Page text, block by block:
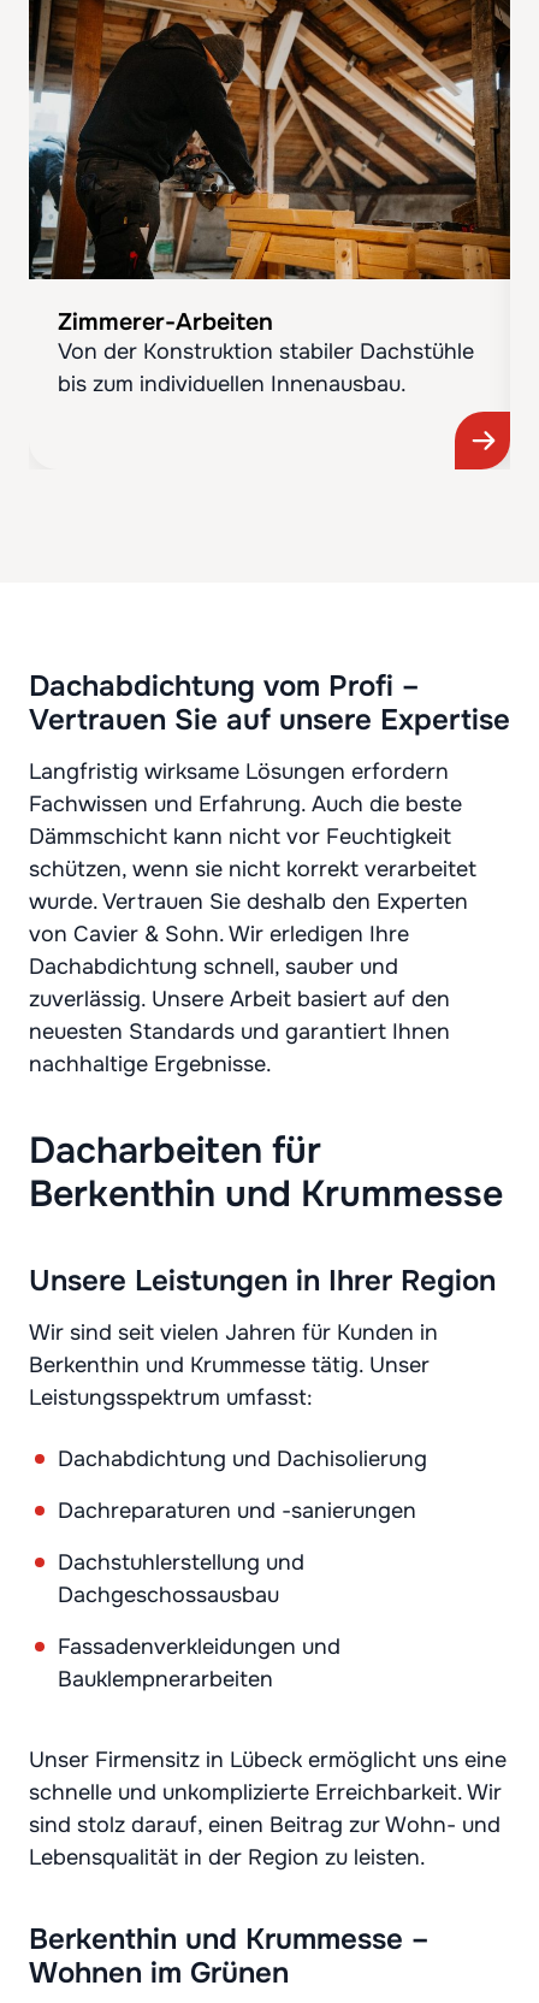
Zimmerer-Arbeiten
Von der Konstruktion stabiler Dachstühle
bis zum individuellen Innenausbau.
Dachabdichtung vom Profi –
Vertrauen Sie auf unsere Expertise
Langfristig wirksame Lösungen erfordern
Fachwissen und Erfahrung. Auch die beste
Dämmschicht kann nicht vor Feuchtigkeit
schützen, wenn sie nicht korrekt verarbeitet
wurde. Vertrauen Sie deshalb den Experten
von Cavier & Sohn. Wir erledigen Ihre
Dachabdichtung schnell, sauber und
zuverlässig. Unsere Arbeit basiert auf den
neuesten Standards und garantiert Ihnen
nachhaltige Ergebnisse.
Dacharbeiten für
Berkenthin und Krummesse
Unsere Leistungen in Ihrer Region
Wir sind seit vielen Jahren für Kunden in
Berkenthin und Krummesse tätig. Unser
Leistungsspektrum umfasst:
Dachabdichtung und Dachisolierung
Dachreparaturen und -sanierungen
Dachstuhlerstellung und
Dachgeschossausbau
Fassadenverkleidungen und
Bauklempnerarbeiten
Unser Firmensitz in Lübeck ermöglicht uns eine
schnelle und unkomplizierte Erreichbarkeit. Wir
sind stolz darauf, einen Beitrag zur Wohn- und
Lebensqualität in der Region zu leisten.
Berkenthin und Krummesse –
Wohnen im Grünen